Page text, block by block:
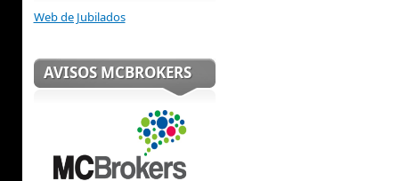
Web de Jubilados
AVISOS MCBROKERS